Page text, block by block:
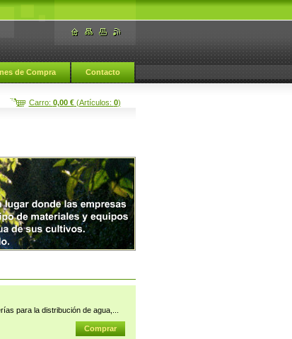
de Compra Contacto
Carro: 0,00 €(Artículos: 0)
para la distribución de agua,...